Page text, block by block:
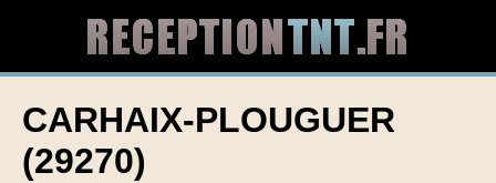
CARHAIX-PLOUGUER
(29270)